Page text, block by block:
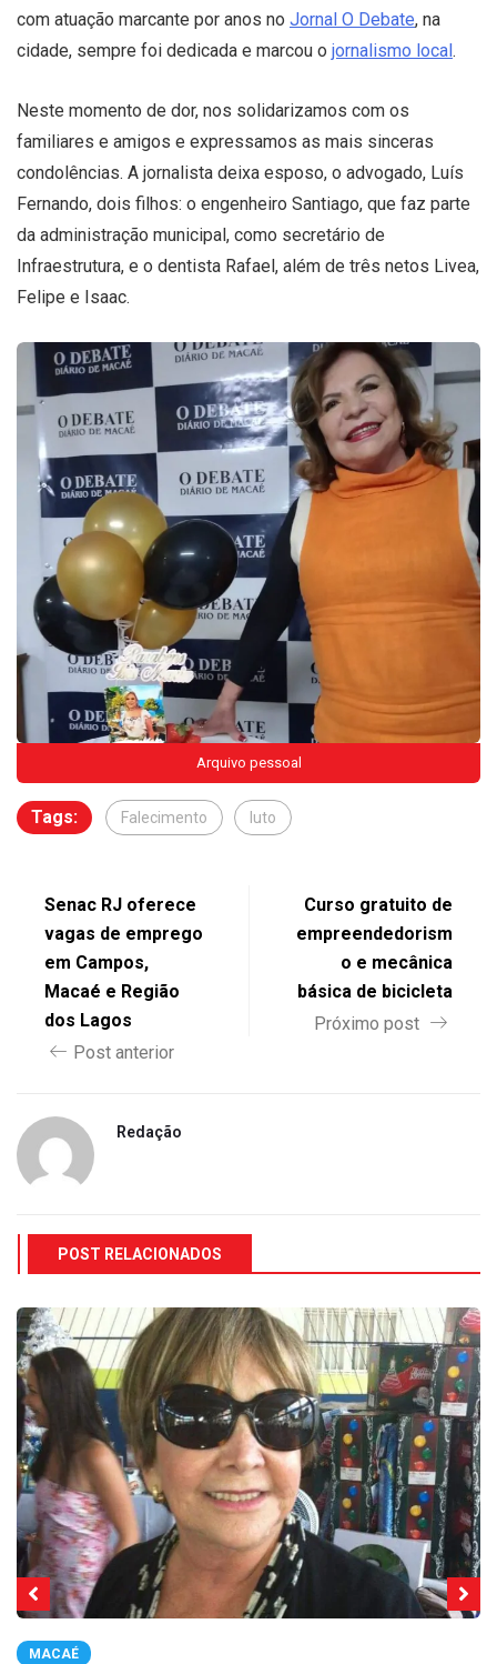
com atuação marcante por anos no Jornal O Debate, na
cidade, sempre foi dedicada e marcou o jornalismo local.
Neste momento de dor, nos solidarizamos com os
familiares e amigos e expressamos as mais sinceras
condolências. A jornalista deixa esposo, o advogado, Luís
Fernando, dois filhos: o engenheiro Santiago, que faz parte
da administração municipal, como secretário de
Infraestrutura, e o dentista Rafael, além de três netos Livea,
Felipe e Isaac.
Arquivo pessoal
Tags: Falecimento luto
Senac RJ oferece
vagas de emprego
em Campos,
Macaé e Região
dos Lagos
Post anterior
Curso gratuito de
empreendedorism
o e mecânica
básica de bicicleta
Próximo post
Redação
POST RELACIONADOS
MACAÉ